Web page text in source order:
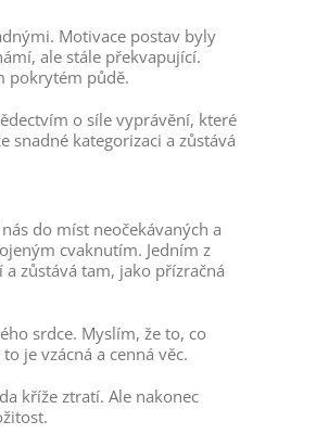
Motivace postav byly
ale stále překvapující.
pokrytém půdě.
o síle vyprávění, které
kategorizaci a zůstává
do míst neočekávaných a
cvaknutím. Jedním z
zůstává tam, jako přízračná
srdce. Myslím, že to, co
je vzácná a cenná věc.
kříže ztratí. Ale nakonec